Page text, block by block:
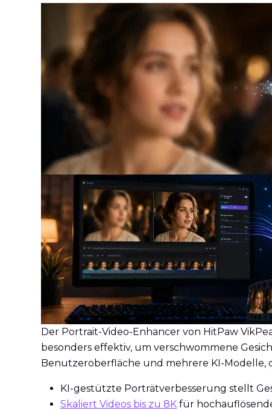
Der Portrait-Video-Enhancer von HitPaw
besonders effektiv, um verschwommene
Benutzeroberfläche und mehrere KI-Modelle,
KI-gestützte Porträtverbesserung stellt
Skaliert Videos bis zu 8K für